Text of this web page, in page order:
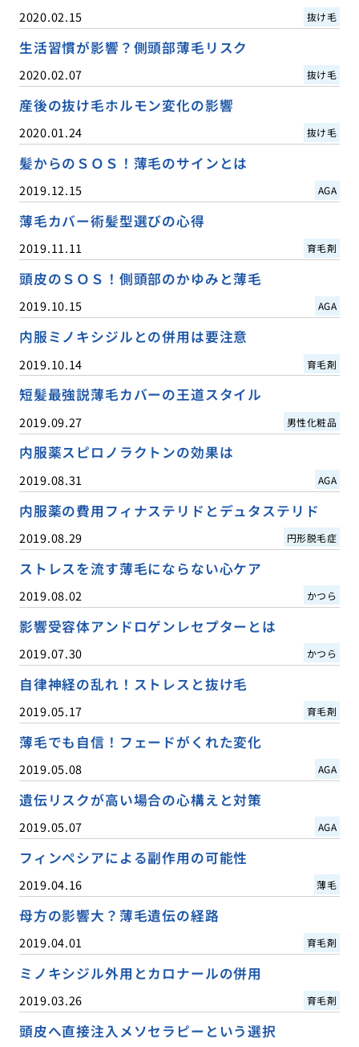
2020.02.15 抜け毛
生活習慣が影響？側頭部薄毛リスク
2020.02.07 抜け毛
産後の抜け毛ホルモン変化の影響
2020.01.24 抜け毛
髪からのＳＯＳ！薄毛のサインとは
2019.12.15 AGA
薄毛カバー術髪型選びの心得
2019.11.11 育毛剤
頭皮のＳＯＳ！側頭部のかゆみと薄毛
2019.10.15 AGA
内服ミノキシジルとの併用は要注意
2019.10.14 育毛剤
短髪最強説薄毛カバーの王道スタイル
2019.09.27 男性化粧品
内服薬スピロノラクトンの効果は
2019.08.31 AGA
内服薬の費用フィナステリドとデュタステリド
2019.08.29 円形脱毛症
ストレスを流す薄毛にならない心ケア
2019.08.02 かつら
影響受容体アンドロゲンレセプターとは
2019.07.30 かつら
自律神経の乱れ！ストレスと抜け毛
2019.05.17 育毛剤
薄毛でも自信！フェードがくれた変化
2019.05.08 AGA
遺伝リスクが高い場合の心構えと対策
2019.05.07 AGA
フィンペシアによる副作用の可能性
2019.04.16 薄毛
母方の影響大？薄毛遺伝の経路
2019.04.01 育毛剤
ミノキシジル外用とカロナールの併用
2019.03.26 育毛剤
頭皮へ直接注入メソセラピーという選択